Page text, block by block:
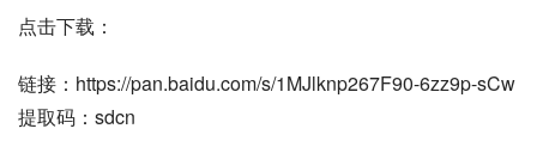
点击下载：
链接：https://pan.baidu.com/s/1MJlknp267F90-6zz9p-sCw
提取码：sdcn